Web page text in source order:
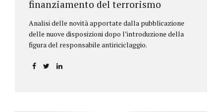
finanziamento del terrorismo
Analisi delle novità apportate dalla pubblicazione
delle nuove disposizioni dopo l’introduzione della
figura del responsabile antiriciclaggio.